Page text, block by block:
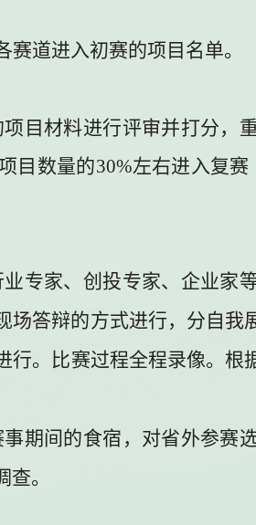
道进入初赛的项目名单。
目材料进行评审并打分，
目数量的30%左右进入复赛
专家、创投专家、企业家
答辩的方式进行，分自
。
比赛过程全程录像。根
期间的食宿，对省外参赛
。